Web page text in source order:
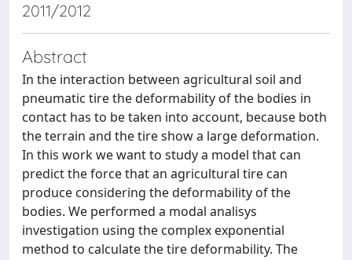
2011/2012
Abstract
In the interaction between agricultural soil and
pneumatic tire the deformability of the bodies in
contact has to be taken into account, because both
the terrain and the tire show a large deformation.
In this work we want to study a model that can
predict the force that an agricultural tire can
produce considering the deformability of the
bodies. We performed a modal analisys
investigation using the complex exponential
method to calculate the tire deformability. The